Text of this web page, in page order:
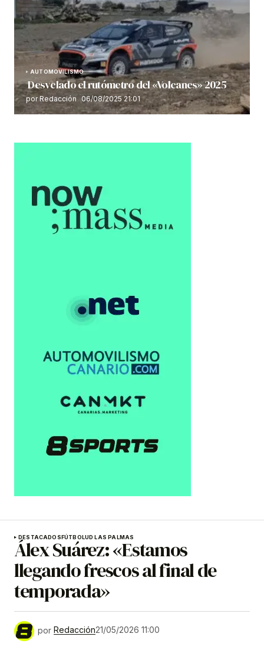
AUTOMOVILISMO
Desvelado el rutómetro del «Volcanes» 2025
por Redacción 06/08/2025 21:01
DESTACADOSFÚTBOLUD LAS PALMAS
Álex Suárez: «Estamos
llegando frescos al final de
temporada»
por Redacción21/05/2026 11:00